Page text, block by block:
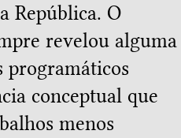
República. O
revelou alguma
programáticos
conceptual que
menos